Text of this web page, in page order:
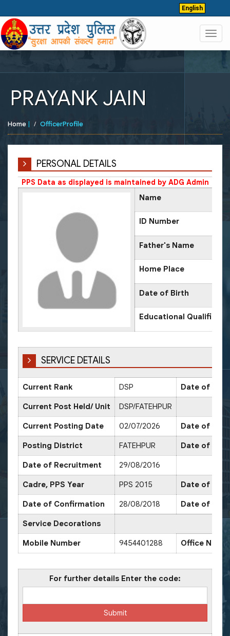
English
PRAYANK JAIN
Home | OfficerProfile
PERSONAL DETAILS
PPS Data as displayed is maintained by ADG Admin
Name
ID Number
Father's Name
Home Place
Date of Birth
Educational
SERVICE DETAILS
Current Rank DSP Date of
Current Post Held/ Unit DSP/FATEHPUR
Current Posting Date 02/07/2026 Date of Sr.
Posting District FATEHPUR Date of
Date of Recruitment 29/08/2016
Cadre, PPS Year PPS 2015 Date of
Date of Confirmation 28/08/2018 Date of
Service Decorations
Mobile Number 9454401288 Office
For further details Enter the code: